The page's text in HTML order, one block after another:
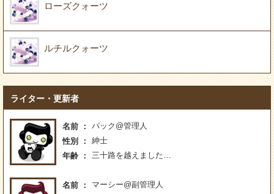
ローズクォーツ
ルチルクォーツ
ライター・更新者
名前
パック@管理人
性別
紳士
年齢
三十路を越えました…
名前
マーシー@副管理人